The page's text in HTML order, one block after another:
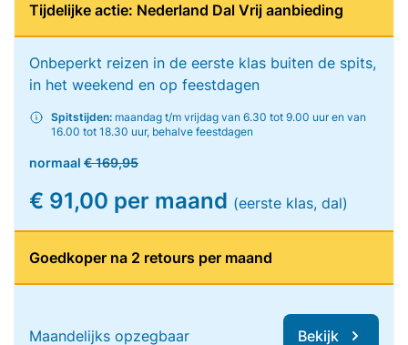
Tijdelijke actie: Nederland Dal Vrij aanbieding
Onbeperkt reizen in de eerste klas buiten de spits,
in het weekend en op feestdagen
Spitstijden: maandag t/m vrijdag van 6.30 tot 9.00 uur en van
16.00 tot 18.30 uur, behalve feestdagen
normaal € 169,95
€ 91,00 per maand (eerste klas, dal)
Goedkoper na 2 retours per maand
Maandelijks opzegbaar Bekijk